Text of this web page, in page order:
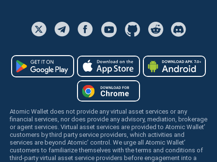
Atomic Wallet does not provide any virtual asset services or any
financial services, nor does provide any advisory, mediation, brokerage
or agent services. Virtual asset services are provided to Atomic Wallet’
customers by third party service providers, which activities and
services are beyond Atomic’ control. We urge all Atomic Wallet’
customers to familiarize themselves with the terms and conditions of
third-party virtual asset service providers before engagement into a